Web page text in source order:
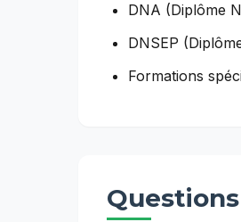
DNA (Diplôme
DNSEP
Formations